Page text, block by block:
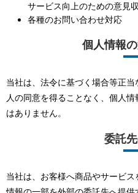
サービス向上のための意見
各種のお問い合わせ対応
個人情報
当社は、法令に基づく場合等正
人の同意を得ることなく、個人
はありません。
委託
当社は、お客様へ商品やサービ